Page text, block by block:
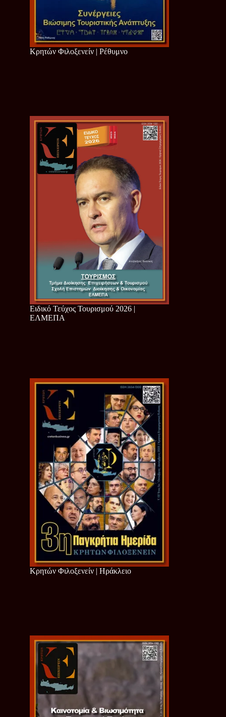
Κρητών Φιλοξενείν | Ρέθυμνο
Ειδικό Τεύχος Τουρισμού 2026 |
ΕΛΜΕΠΑ
Κρητών Φιλοξενείν | Ηράκλειο